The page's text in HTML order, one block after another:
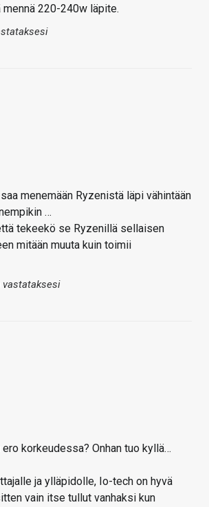
mennä 220-240w läpite.
menemään Ryzenistä läpi vähintään
…
tekeekö se Ryzenillä sellaisen
mitään muuta kuin toimii
vastataksesi
korkeudessa? Onhan tuo kyllä…
ja ylläpidolle, Io-tech on hyvä
vain itse tullut vanhaksi kun